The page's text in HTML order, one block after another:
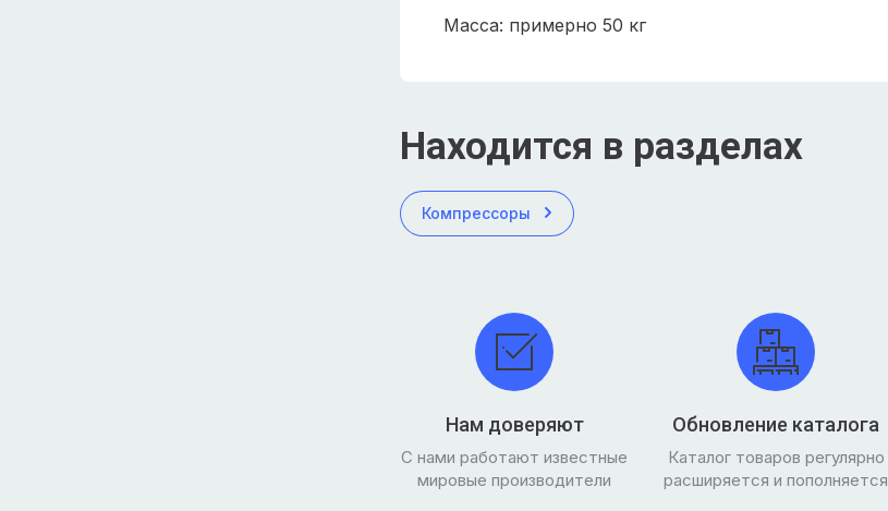
Масса: примерно 50 кг
Находится в разделах
Компрессоры
Нам доверяют
С нами работают известные
мировые производители
Обновление каталога
Каталог товаров регулярно
расширяется и пополняется